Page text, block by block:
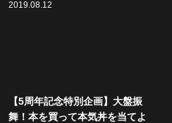
2019.08.12
【5周年記念特別企画】大盤振
舞！本を買って本気丼を当てよ